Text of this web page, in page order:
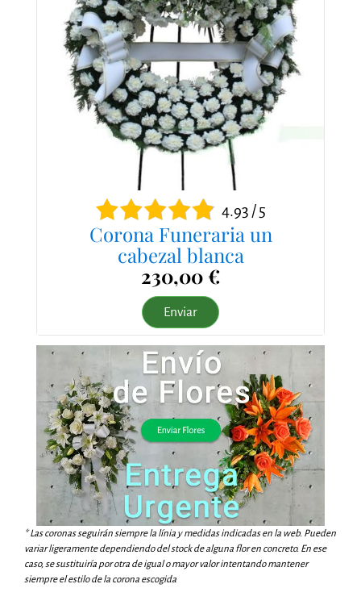
4.93 / 5
Corona Funeraria un
cabezal blanca
230,00 €
Enviar
* Las coronas seguirán siempre la línia y medidas indicadas en la web. Pueden
variar ligeramente dependiendo del stock de alguna flor en concreto. En ese
caso, se sustituiría por otra de igual o mayor valor intentando mantener
siempre el estilo de la corona escogida